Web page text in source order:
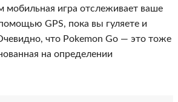
мобильная игра отслеживает ваше
GPS, пока вы гуляете и
что Pokemon Go — это тоже
на определении